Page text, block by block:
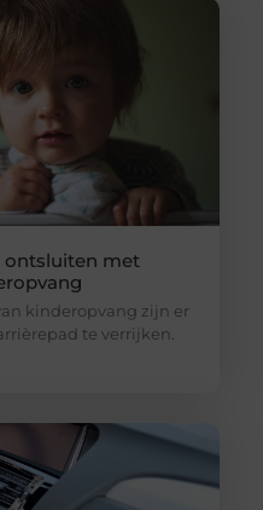
ontsluiten met
kinderopvang zijn er
te verrijken.